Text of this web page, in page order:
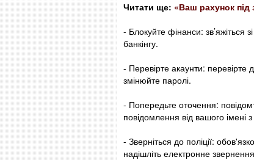
Читати ще: «Ваш рахунок під
- Блокуйте фінанси: зв’яжіться
банкінгу.
- Перевірте акаунти:
змінюйте паролі.
- Попередьте оточення:
повідомлення від вашого імені
- Зверніться до поліції:
надішліть електронне